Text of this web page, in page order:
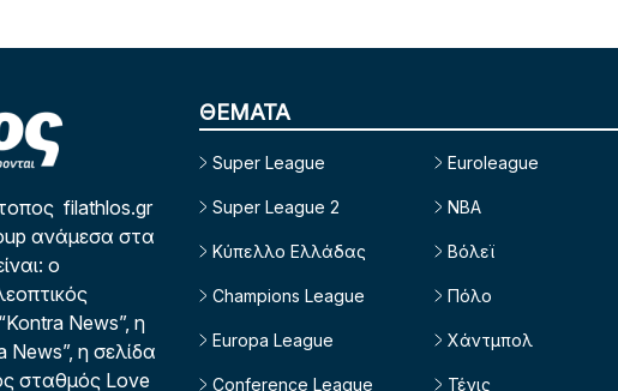
filathlos.gr
ανάμεσα στα
ο
News”, η
News”, η σελίδα
σταθμός Love
ΘΕΜΑΤΑ
Super League
Super League 2
Κύπελλο Ελλάδας
Champions League
Europa League
Conference League
Euroleague
NBA
Βόλεϊ
Πόλο
Χάντμπολ
Τένις